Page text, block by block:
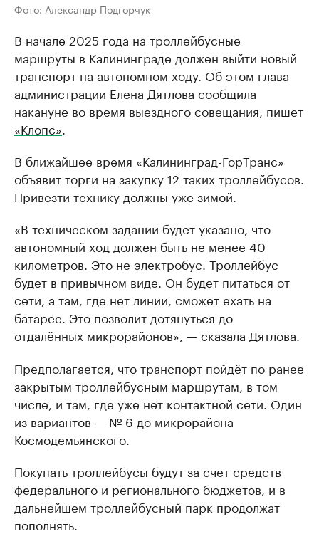
Фото: Александр Подгорчук
В начале 2025 года на троллейбусные
маршруты в Калининграде должен выйти новый
транспорт на автономном ходу. Об этом глава
администрации Елена Дятлова сообщила
накануне во время выездного совещания, пишет
«Клопс»
В ближайшее время «Калининград-ГорТранс»
объявит торги на закупку 12 таких троллейбусов.
Привезти технику должны уже зимой.
«В техническом задании будет указано, что
автономный ход должен быть не менее 40
километров. Это не электробус. Троллейбус
будет в привычном виде. Он будет питаться от
сети, а там, где нет линии, сможет ехать на
батарее. Это позволит дотянуться до
отдалённых микрорайонов», — сказала Дятлова.
Предполагается, что транспорт пойдёт по ранее
закрытым троллейбусным маршрутам, в том
числе, и там, где уже нет контактной сети. Один
из вариантов — № 6 до микрорайона
Космодемьянского.
Покупать троллейбусы будут за счет средств
федерального и регионального бюджетов, и в
дальнейшем троллейбусный парк продолжат
пополнять.